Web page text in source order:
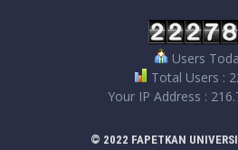
Users
Total Users :
Your IP Address :
© 2022 FAPETKAN